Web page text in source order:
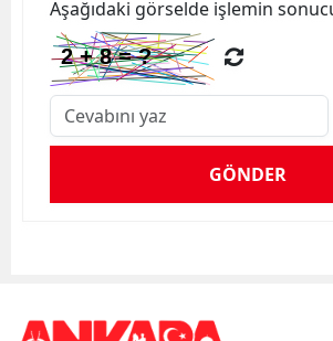
Aşağıdaki görselde işlemin
GÖNDER